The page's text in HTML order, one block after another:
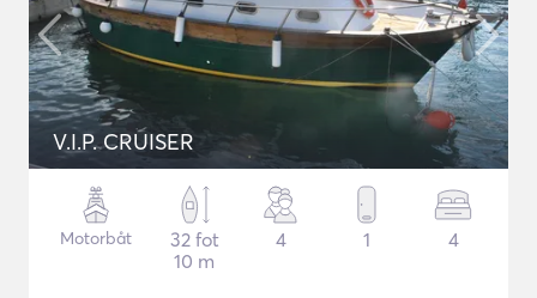
V.I.P. CRUISER
Motorbåt
32 fot
10 m
4 1 4